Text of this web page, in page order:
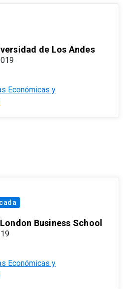
de Los Andes
Económicas y
Business School
Económicas y